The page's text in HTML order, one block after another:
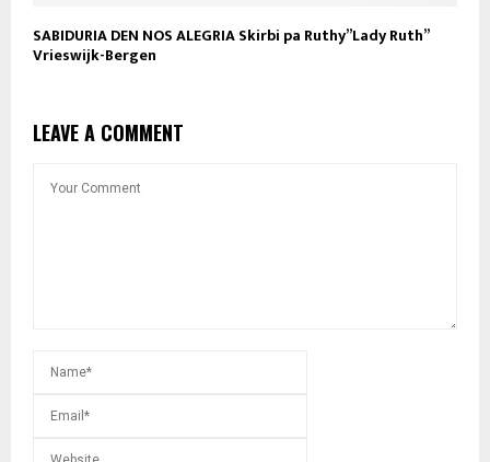
SABIDURIA DEN NOS ALEGRIA Skirbi pa Ruthy”Lady Ruth”
Vrieswijk-Bergen
LEAVE A COMMENT